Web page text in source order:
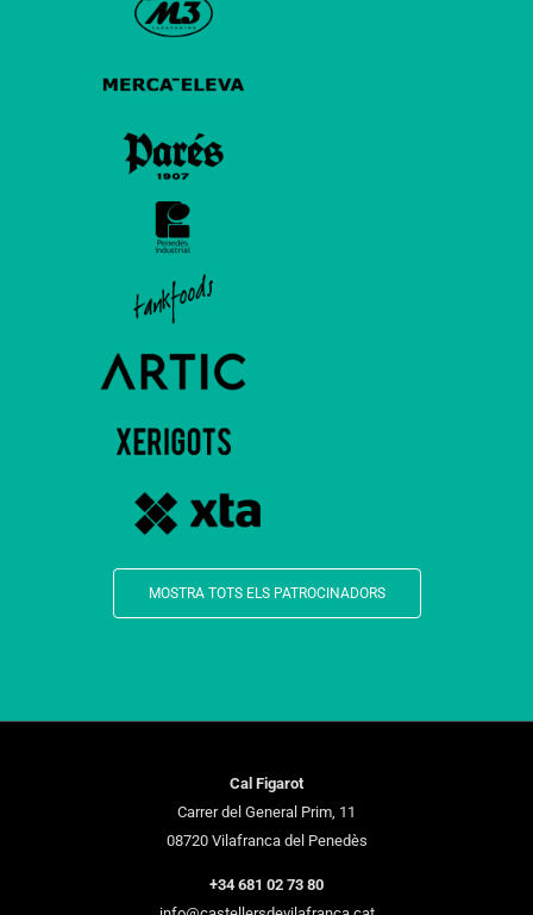
MOSTRA TOTS ELS PATROCINADORS
Cal Figarot
Carrer del General Prim, 11
08720 Vilafranca del Penedès
+34 681 02 73 80